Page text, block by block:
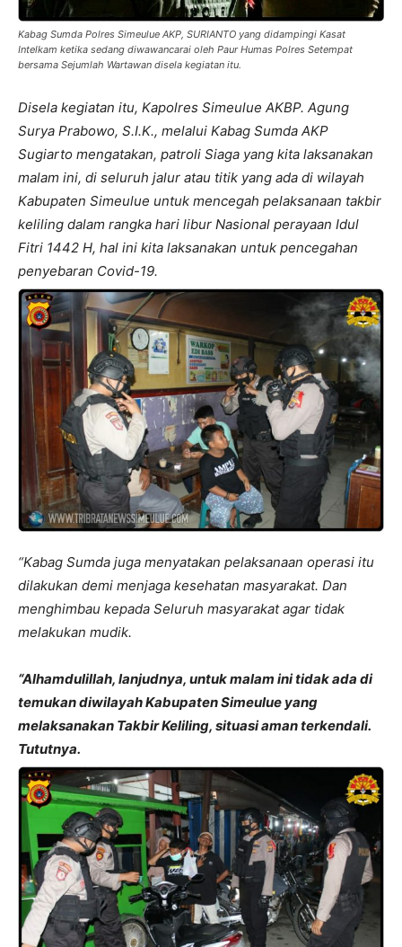
Kabag Sumda Polres Simeulue AKP, SURIANTO yang didampingi Kasat
Intelkam ketika sedang diwawancarai oleh Paur Humas Polres Setempat
bersama Sejumlah Wartawan disela kegiatan itu.
Disela kegiatan itu, Kapolres Simeulue AKBP. Agung
Surya Prabowo, S.I.K., melalui Kabag Sumda AKP
Sugiarto mengatakan, patroli Siaga yang kita laksanakan
malam ini, di seluruh jalur atau titik yang ada di wilayah
Kabupaten Simeulue untuk mencegah pelaksanaan takbir
keliling dalam rangka hari libur Nasional perayaan Idul
Fitri 1442 H, hal ini kita laksanakan untuk pencegahan
penyebaran Covid-19.
“Kabag Sumda juga menyatakan pelaksanaan operasi itu
dilakukan demi menjaga kesehatan masyarakat. Dan
menghimbau kepada Seluruh masyarakat agar tidak
melakukan mudik.
“Alhamdulillah, lanjudnya, untuk malam ini tidak ada di
temukan diwilayah Kabupaten Simeulue yang
melaksanakan Takbir Keliling, situasi aman terkendali.
Tututnya.